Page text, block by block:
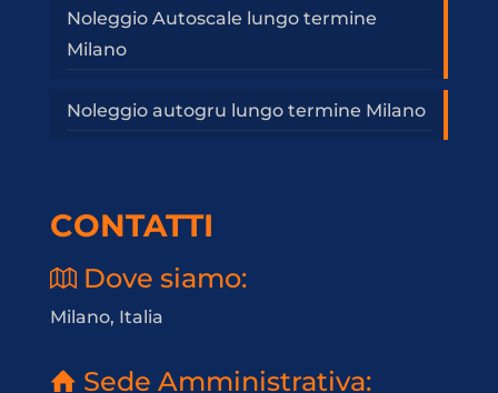
Noleggio Autoscale lungo termine
Milano
Noleggio autogru lungo termine Milano
CONTATTI
Dove siamo:
Milano, Italia
Sede Amministrativa: